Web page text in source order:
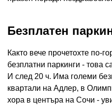
Безплатен
Както вече прочетохте по-
безплатни паркинги - това
И след 20 ч. Има големи
квартали на Адлер, в
хора в центъра на Сочи -